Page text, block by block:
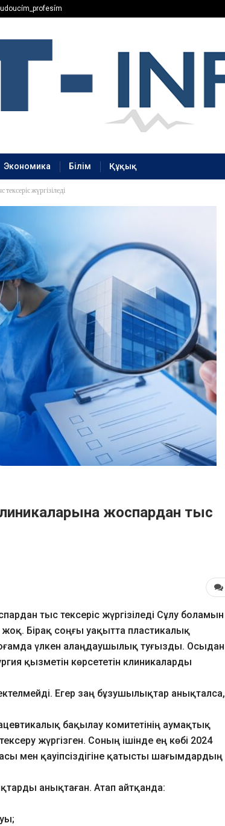
Экономика Білім Құқық
жүргізіледі
жоспардан тыс
тыс тексеріс жүргізіледі Сұлу боламын
Бірақ соңғы уақытта пластикалық
үлкен алаңдаушылық туғызды. Осыдан
қызметін көрсететін клиникаларды
Егер заң бұзушылықтар анықталса,
бақылау комитетінің аумақтық
жүргізген. Соның ішінде ең көбі 2024
мен қауіпсіздігіне қатысты шағымдардың
анықтаған. Атап айтқанда: